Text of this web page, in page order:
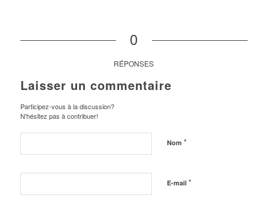
0
RÉPONSES
Laisser un commentaire
Participez-vous à la discussion?
N'hésitez pas à contribuer!
Nom *
E-mail *